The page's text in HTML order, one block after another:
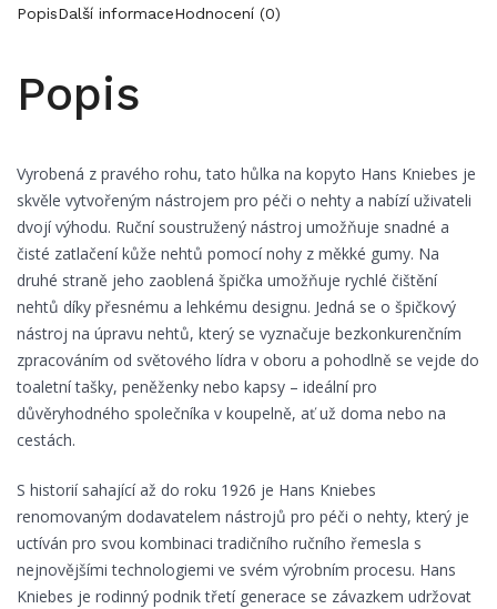
v
quantity
PopisDalší informaceHodnocení (0)
Popis
Vyrobená z pravého rohu, tato hůlka na kopyto Hans Kniebes je
skvěle vytvořeným nástrojem pro péči o nehty a nabízí uživateli
dvojí výhodu. Ruční soustružený nástroj umožňuje snadné a
čisté zatlačení kůže nehtů pomocí nohy z měkké gumy. Na
druhé straně jeho zaoblená špička umožňuje rychlé čištění
nehtů díky přesnému a lehkému designu. Jedná se o špičkový
nástroj na úpravu nehtů, který se vyznačuje bezkonkurenčním
zpracováním od světového lídra v oboru a pohodlně se vejde do
toaletní tašky, peněženky nebo kapsy – ideální pro
důvěryhodného společníka v koupelně, ať už doma nebo na
cestách.
S historií sahající až do roku 1926 je Hans Kniebes
renomovaným dodavatelem nástrojů pro péči o nehty, který je
uctíván pro svou kombinaci tradičního ručního řemesla s
nejnovějšími technologiemi ve svém výrobním procesu. Hans
Kniebes je rodinný podnik třetí generace se závazkem udržovat